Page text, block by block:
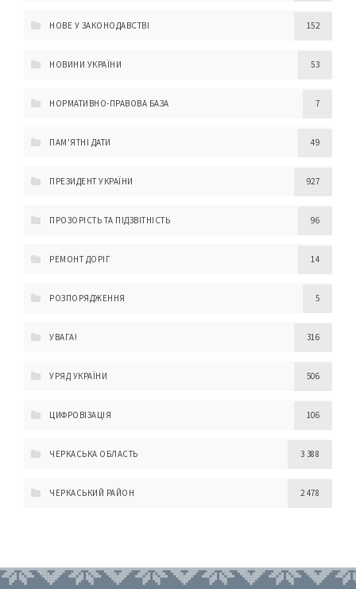
НОВЕ У ЗАКОНОДАВСТВІ 152
НОВИНИ УКРАЇНИ 53
НОРМАТИВНО-ПРАВОВА БАЗА 7
ПАМ'ЯТНІ ДАТИ 49
ПРЕЗИДЕНТ УКРАЇНИ 927
ПРОЗОРІСТЬ ТА ПІДЗВІТНІСТЬ 96
РЕМОНТ ДОРІГ 14
РОЗПОРЯДЖЕННЯ 5
УВАГА! 316
УРЯД УКРАЇНИ 506
ЦИФРОВІЗАЦІЯ 106
ЧЕРКАСЬКА ОБЛАСТЬ 3 388
ЧЕРКАСЬКИЙ РАЙОН 2 478